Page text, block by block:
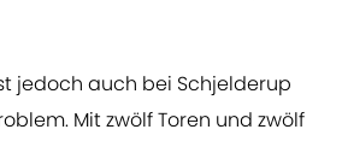
jedoch auch bei Schjelderup
Mit zwölf Toren und zwölf